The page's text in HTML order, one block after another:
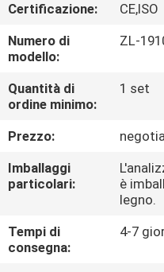
GIRO
DELLA
FABBRICA
CONTROLLO
DI
QUALITÀ
CONTATTICI
Certificazione:
CE,ISO
Numero di
modello:
ZL-
Quantità di
ordine minimo:
1 set
Prezzo:
Imballaggi
particolari:
è
legno.
Tempi di
consegna:
4-7